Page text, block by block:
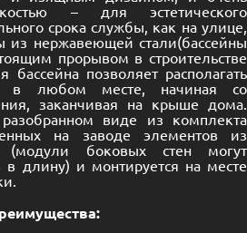
– для эстетического
срока службы, как на улице,
из нержавеющей стали(бассейны
прорывом в строительстве
бассейна позволяет располагать
в любом месте, начиная со
заканчивая на крыше дома.
виде из комплекта
на заводе элементов из
(модули боковых стен могут
в длину) и монтируется на месте